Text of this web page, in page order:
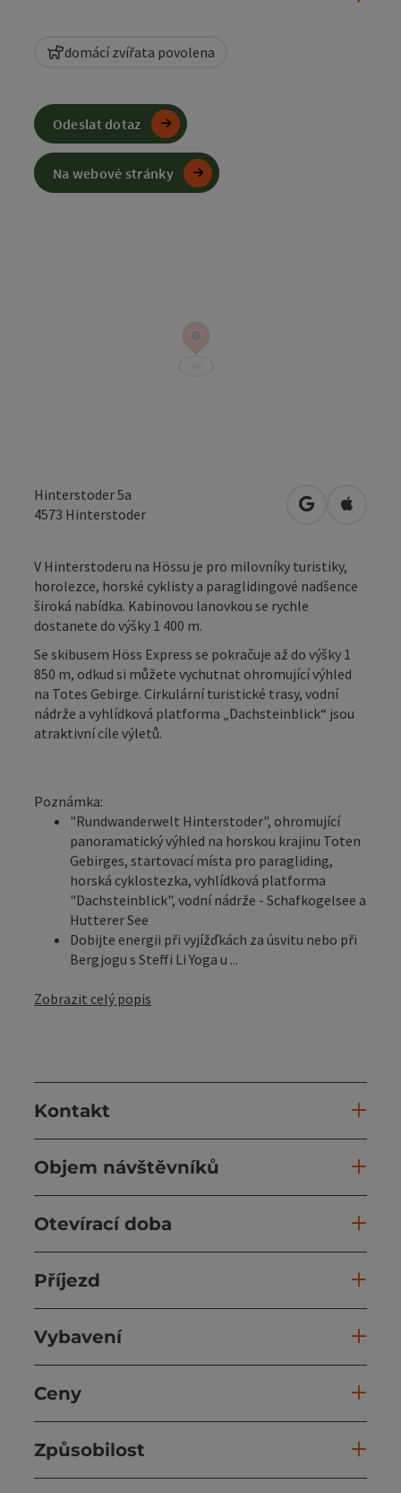
domácí zvířata povolena
Hinterstoder 5a
4573 Hinterstoder Otevřít vOtevřít
V Hinterstoderu na Hössu je pro milovníky turistiky,
horolezce, horské cyklisty a paraglidingové nadšence
široká nabídka. Kabinovou lanovkou se rychle
dostanete do výšky 1 400 m.
Se skibusem Höss Express se pokračuje až do výšky 1
850 m, odkud si můžete vychutnat ohromující výhled
na Totes Gebirge. Cirkulární turistické trasy, vodní
nádrže a vyhlídková platforma „Dachsteinblick“ jsou
atraktivní cíle výletů.
Poznámka:
"Rundwanderwelt Hinterstoder", ohromující
panoramatický výhled na horskou krajinu Toten
Gebirges, startovací místa pro paragliding,
horská cyklostezka, vyhlídková platforma
"Dachsteinblick", vodní nádrže - Schafkogelsee a
Hutterer See
Dobijte energii při vyjížďkách za úsvitu nebo při
Bergjogu s Steffi Li Yoga u ...
Zobrazit celý popis
Kontakt
Objem návštěvníků
Otevírací doba
Příjezd
Vybavení
Ceny
Způsobilost
Odeslat dotaz
Na webové stránky